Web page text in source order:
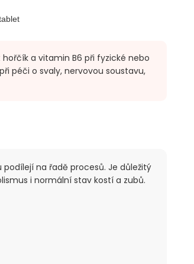
a vitamin B6 při fyzické nebo
péči o svaly, nervovou soustavu,
na řadě procesů. Je důležitý
i normální stav kostí a zubů.